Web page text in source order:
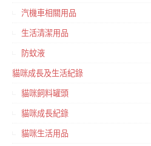
汽機車相關用品
生活清潔用品
防蚊液
貓咪成長及生活紀錄
貓咪飼料罐頭
貓咪成長紀錄
貓咪生活用品